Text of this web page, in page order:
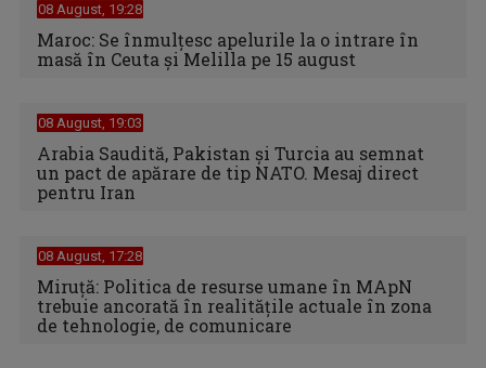
08 August, 19:28
Maroc: Se înmulţesc apelurile la o intrare în
masă în Ceuta şi Melilla pe 15 august
08 August, 19:03
Arabia Saudită, Pakistan și Turcia au semnat
un pact de apărare de tip NATO. Mesaj direct
pentru Iran
08 August, 17:28
Miruță: Politica de resurse umane în MApN
trebuie ancorată în realitățile actuale în zona
de tehnologie, de comunicare